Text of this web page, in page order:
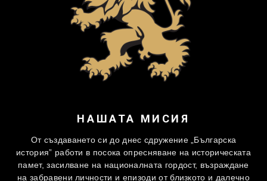
НАШАТА МИСИЯ
От създаването си до днес сдружение „Българска
история” работи в посока опресняване на историческата
памет, засилване на националната гордост, възраждане
на забравени личности и епизоди от близкото и далечно